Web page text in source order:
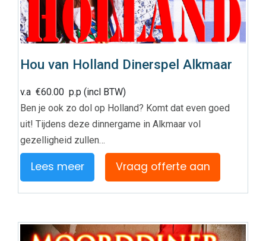
Hou van Holland Dinerspel Alkmaar
v.a€60.00 p.p (incl BTW)
Ben je ook zo dol op Holland? Komt dat even goed
uit! Tijdens deze dinnergame in Alkmaar vol
gezelligheid zullen…
Lees meer Vraag offerte aan